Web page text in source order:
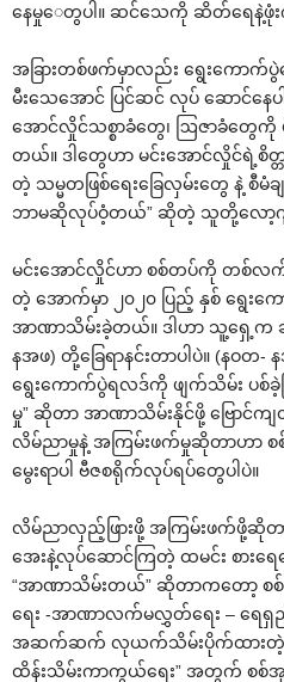
နေမှုေတွပါ။ ဆင်သေကို ဆိတ်ရေနဲ့ဖုံး
အခြားတစ်ဖက်မှာလည်း ရွေးကောက်
မီးသေအောင် ပြင်ဆင် လုပ် ဆောင်နေ
အောင်လှိုင်သစ္စာခံတွေ၊ ဩဇာခံတွေကို
တယ်။ ဒါတွေဟာ မင်းအောင်လှိုင်ရဲ့စိ
တဲ့ သမ္မတဖြစ်ရေးခြေလှမ်းတွေ နဲ့ စီမံ
ဘာမဆိုလုပ်ဝံ့တယ်” ဆိုတဲ့ သူတို့လော့ဂ
မင်းအောင်လှိုင်ဟာ စစ်တပ်ကို တစ်လက်
တဲ့ အောက်မှာ ၂၀၂၀ ပြည့် နှစ် ရွေးက
အာဏာသိမ်းခဲ့တယ်။ ဒါဟာ သူ့ရှေ့က
နအဖ) တို့ခြေရာနင်းတာပါပဲ။ (နဝတ
ရွေးကောက်ပွဲရလဒ်ကို ဖျက်သိမ်း ပစ်ခဲ့
မှု” ဆိုတာ အာဏာသိမ်းနိုင်ဖို့ ဗြောင်
လိမ်ညာမှုနဲ့ အကြမ်းဖက်မှုဆိုတာဟာ စ
မွေးရာပါ ဗီဇစရိုက်လုပ်ရပ်တွေပါပဲ။
လိမ်ညာလှည့်ဖြားဖို့ အကြမ်းဖက်ဖို့ဆိုတ
အေးနဲ့လုပ်ဆောင်ကြတဲ့ ထမင်း စားရေ
“အာဏာသိမ်းတယ်” ဆိုတာကတော့
ရေး -အာဏာလက်မလွှတ်ရေး – ရေရှ
အဆက်ဆက် လုယက်သိမ်းပိုက်ထားတဲ့ ဥစ္
ထိန်းသိမ်းကာကွယ်ရေး” အတွက် စ